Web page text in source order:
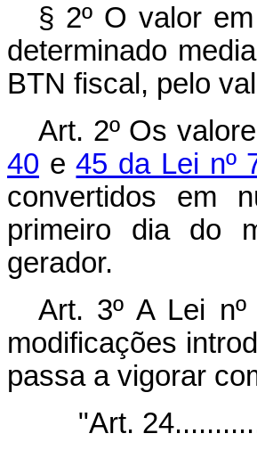
§ 2º O valor
determinado
BTN fiscal, pelo
Art. 2º Os
40 e45 da Lei nº
convertidos em
primeiro dia do
gerador.
Art. 3º A Lei
modificações
passa a vigorar
"Art.